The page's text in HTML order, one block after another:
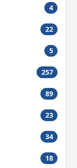
4
22
5
257
89
23
34
18